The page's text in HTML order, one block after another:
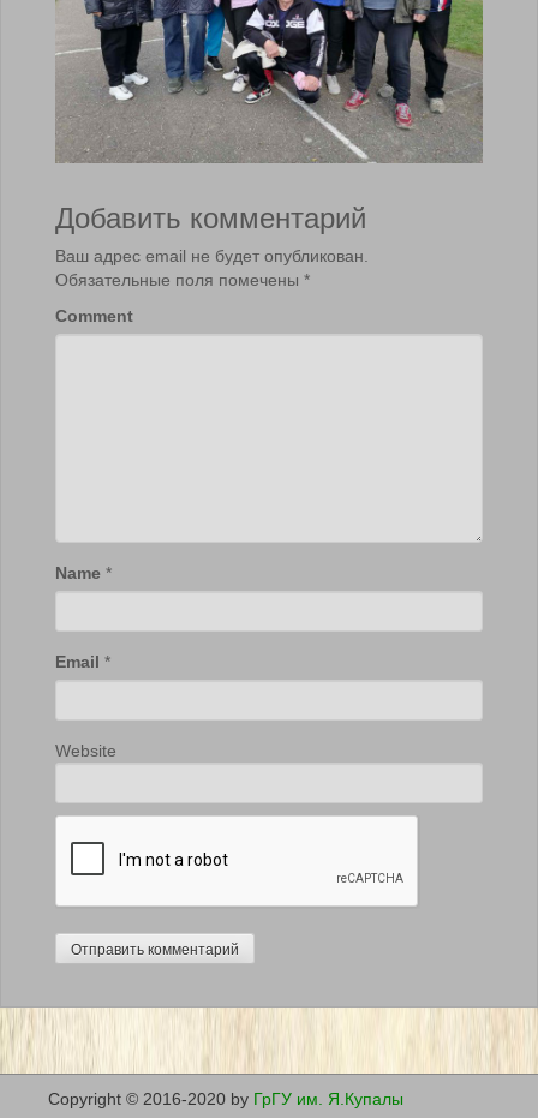
Добавить комментарий
Ваш адрес email не будет опубликован.
Обязательные поля помечены *
Comment
Name *
Email *
Website
Copyright © 2016-2020 by ГрГУ им. Я.Купалы